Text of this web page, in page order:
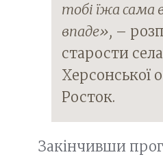
тобі їжа сама
впаде», –
старости
Херсонської
Росток.
Закінчивши